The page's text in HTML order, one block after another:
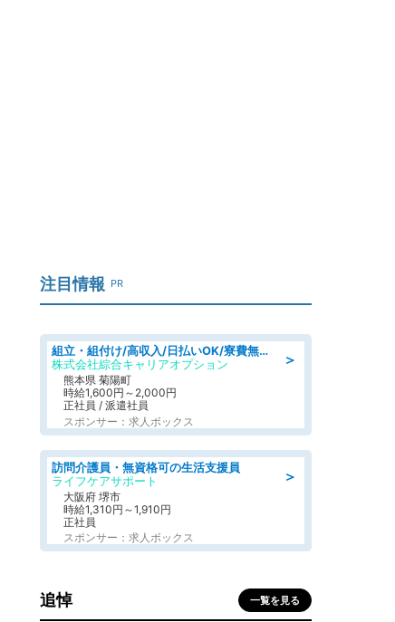
注目情報 PR
＞
組立・組付け/高収入/日払いOK/寮費無料/交替制/20・30・40代活躍中
株式会社綜合キャリアオプション
熊本県 菊陽町
時給1,600円～2,000円
正社員 / 派遣社員
スポンサー：求人ボックス
＞
訪問介護員・無資格可の生活支援員
ライフケアサポート
大阪府 堺市
時給1,310円～1,910円
正社員
スポンサー：求人ボックス
追悼 一覧を見る